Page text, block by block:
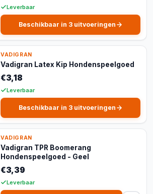
Leverbaar
Beschikbaar in 3 uitvoeringen
VADIGRAN
Vadigran Latex Kip Hondenspeelgoed
€3,18
Leverbaar
Beschikbaar in 3 uitvoeringen
VADIGRAN
Vadigran TPR Boomerang
Hondenspeelgoed - Geel
€3,39
Leverbaar